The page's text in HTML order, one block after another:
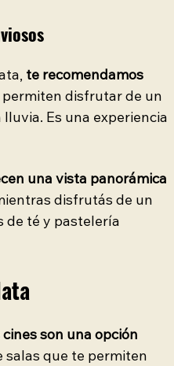
te recomendamos
permiten disfrutar de un
Es una experiencia
una vista panorámica
disfrutás de un
de té y pastelería
cines son una opción
salas que te permiten